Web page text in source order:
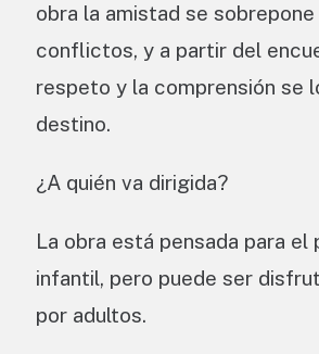
obra la amistad se sobrepone
conflictos, y a partir del
respeto y la comprensión se
destino.
¿A quién va dirigida?
La obra está pensada para el
infantil, pero puede ser
por adultos.